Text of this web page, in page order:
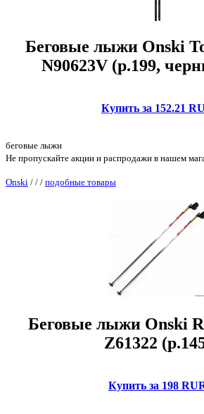
Беговые лыжи Onski
N90623V (р.199,
Купить за 152.21
беговые лыжи
Не пропускайте акции и распродажи в нашем
Onski / / / подобные товары
Беговые лыжи Onski
Z61322
Купить за 198